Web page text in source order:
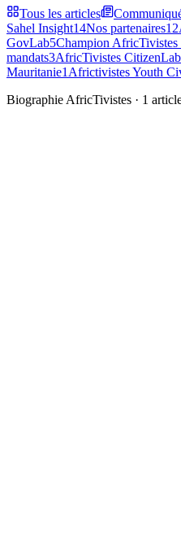
Tous les articles
Sahel Insight14Nos partenaires12
GovLab5Champion AfricTivistes
mandats3AfricTivistes
Mauritanie1 Africtivistes Youth
Biographie AfricTivistes · 1